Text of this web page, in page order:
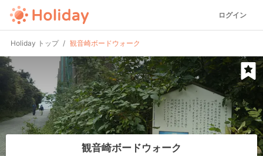
ログイン
Holiday トップ 観音崎ボードウォーク
観音崎ボードウォーク